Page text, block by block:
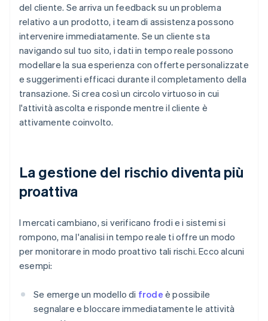
del cliente. Se arriva un feedback su un problema
relativo a un prodotto, i team di assistenza possono
intervenire immediatamente. Se un cliente sta
navigando sul tuo sito, i dati in tempo reale possono
modellare la sua esperienza con offerte personalizzate
e suggerimenti efficaci durante il completamento della
transazione. Si crea così un circolo virtuoso in cui
l'attività ascolta e risponde mentre il cliente è
attivamente coinvolto.
La gestione del rischio diventa più
proattiva
I mercati cambiano, si verificano frodi e i sistemi si
rompono, ma l'analisi in tempo reale ti offre un modo
per monitorare in modo proattivo tali rischi. Ecco alcuni
esempi:
Se emerge un modello di frode è possibile
segnalare e bloccare immediatamente le attività